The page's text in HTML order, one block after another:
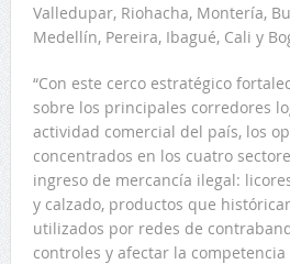
Valledupar, Riohacha, Montería,
Medellín, Pereira, Ibagué, Cali y
“Con este cerco estratégico
sobre los principales corredores
actividad comercial del país, los
concentrados en los cuatro
ingreso de mercancía ilegal:
y calzado, productos que
utilizados por redes de
controles y afectar la competencia